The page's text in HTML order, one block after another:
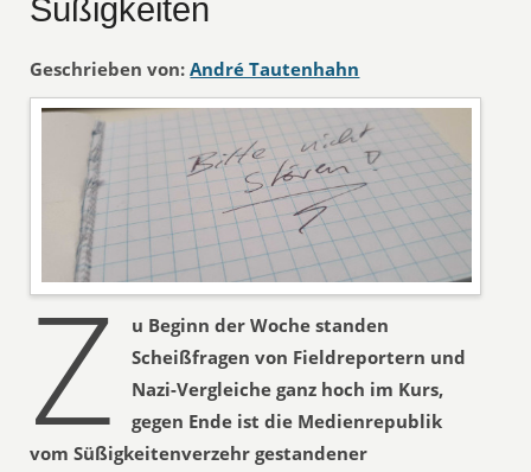
Süßigkeiten
Geschrieben von: André Tautenhahn
Z
u Beginn der Woche standen
Scheißfragen von Fieldreportern und
Nazi-Vergleiche ganz hoch im Kurs,
gegen Ende ist die Medienrepublik
vom Süßigkeitenverzehr gestandener